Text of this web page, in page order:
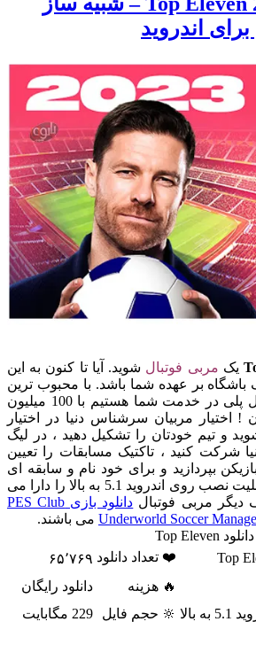
اندروید
یک مربی فوتبال شوید. آیا تا کنون به این
باشگاه بر عهده شما باشد. با محبوب ترین
بازی مربی فوتبال گوگل پلی در خدمت شما هستیم با 100 میلیون
اختیار مربیان سرشناس دنیا در اختیار
و تیم خودتان را تشکیل دهید ، در لیگ
شرکت کنید ، تاکتیک مسابقات را تعیین
بپردازید و برای خود نام و سابقه ای
دست و پا کنید. بازی قابلیت نصب روی اندروید 5.1 به بالا را دارا می
دیگر مربی فوتبال
دانلود بازی PES Club
می باشند.
دانلود Top Eleven
Top ❤️ تعداد دانلود ۶۵٬۷۶۹
🔥 هزینه
دانلود رایگان
به بالا 🔆 حجم فایل 229 مگابایت